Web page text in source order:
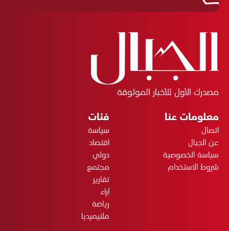
مصدرك الأول للأخبار الموثوقة
معلومات عنا
اتصال
عن الجبال
سياسة الخصوصية
شروط الاستخدام
فئات
سياسة
اقتصاد
دولي
مجتمع
تقارير
آراء
رياضة
ملتيميديا